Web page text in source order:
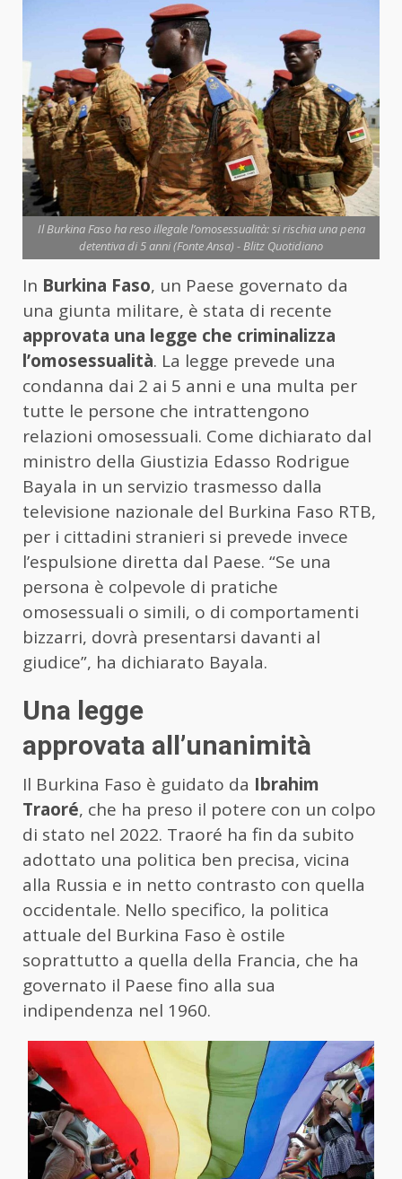
Il Burkina Faso ha reso illegale l’omosessualità: si rischia una pena
detentiva di 5 anni (Fonte Ansa) - Blitz Quotidiano
In Burkina Faso, un Paese governato da
una giunta militare, è stata di recente
approvata una legge che criminalizza
l’omosessualità. La legge prevede una
condanna dai 2 ai 5 anni e una multa per
tutte le persone che intrattengono
relazioni omosessuali. Come dichiarato dal
ministro della Giustizia Edasso Rodrigue
Bayala in un servizio trasmesso dalla
televisione nazionale del Burkina Faso RTB,
per i cittadini stranieri si prevede invece
l’espulsione diretta dal Paese. “Se una
persona è colpevole di pratiche
omosessuali o simili, o di comportamenti
bizzarri, dovrà presentarsi davanti al
giudice”, ha dichiarato Bayala.
Una legge
approvata all’unanimità
Il Burkina Faso è guidato da Ibrahim
Traoré, che ha preso il potere con un colpo
di stato nel 2022. Traoré ha fin da subito
adottato una politica ben precisa, vicina
alla Russia e in netto contrasto con quella
occidentale. Nello specifico, la politica
attuale del Burkina Faso è ostile
soprattutto a quella della Francia, che ha
governato il Paese fino alla sua
indipendenza nel 1960.